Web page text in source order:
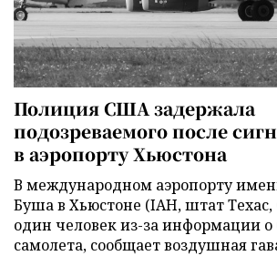
Полиция США задержала
подозреваемого после
в аэропорту Хьюстона
В международном аэропорту
Буша в Хьюстоне (IAH, штат
один человек из-за информации о
самолета, сообщает воздушная